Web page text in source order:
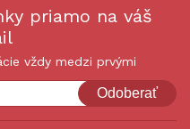
priamo na váš
vždy medzi prvými
Odoberať